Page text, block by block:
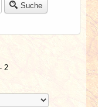
Suche
2